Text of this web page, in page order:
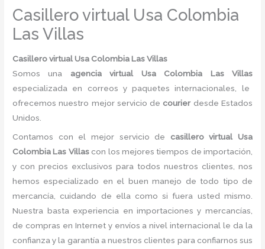
Casillero virtual Usa Colombia
Las Villas
Casillero virtual Usa Colombia Las Villas
Somos una agencia virtual Usa Colombia Las Villas
especializada en correos y paquetes internacionales, le
ofrecemos nuestro mejor servicio de courier desde Estados
Unidos.
Contamos con el mejor servicio de casillero virtual Usa
Colombia Las Villascon los mejores tiempos de importación,
y con precios exclusivos para todos nuestros clientes, nos
hemos especializado en el buen manejo de todo tipo de
mercancía, cuidando de ella como si fuera usted mismo.
Nuestra basta experiencia en importaciones y mercancías,
de compras en Internet y envíos a nivel internacional le da la
confianza y la garantía a nuestros clientes para confiarnos sus